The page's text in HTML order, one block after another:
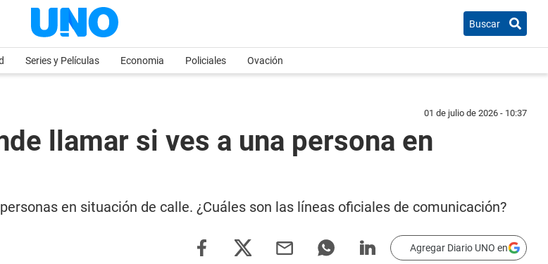
Buscar
Series y Películas Economia Policiales Ovación
01 de julio de 2026 - 10:37
llamar si ves a una persona en
en situación de calle. ¿Cuáles son las líneas oficiales de comunicación?
Agregar Diario UNO en